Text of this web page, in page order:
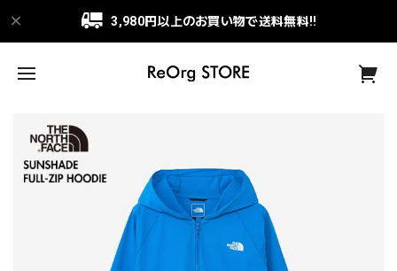
3,980円以上のお買い物で送料無料!!